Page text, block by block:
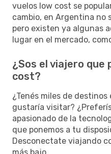
vuelos low cost se
cambio, en Argentina no
pero existen ya algunas
lugar en el mercado,
¿Sos el viajero que
cost?
¿Tenés miles de
gustaría visitar?
apasionado de la
que ponemos a tu
Desconectate viajando